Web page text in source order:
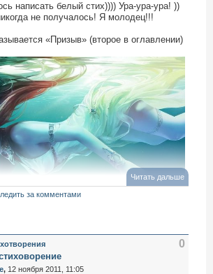
написать белый стих)))) Ура-ура-ура! ))
не получалось! Я молодец!!!
«Призыв» (второе в оглавлении)
Читать дальше
за комментами
, 12 ноября 2011, 11:05
0